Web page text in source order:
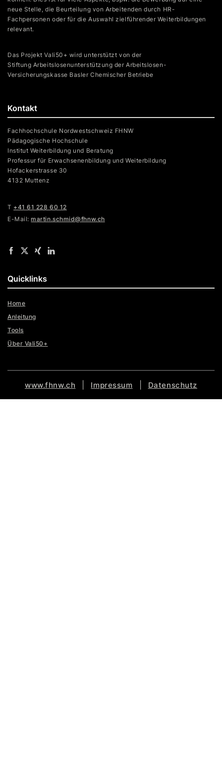
Kontakt
Fachhochschule Nordwestschweiz FHNW
Pädagogische Hochschule
Institut Weiterbildung und Beratung
Professur für Erwachsenenbildung und Weiterbildung
Hofackerstrasse 30
4132 Muttenz
T +41 61 228 60 12
E-Mail:martin.schmid@fhnw.ch
neue Stelle, die Beurteilung von Arbeitenden durch HR-
Fachpersonen oder für die Auswahl zielführender Weiterbildungen
relevant.
Das Projekt Vali50+ wird unterstützt von der
Stiftung Arbeitslosenunterstützung der Arbeitslosen-
Versicherungskasse Basler Chemischer Betriebe
Quicklinks
Home
Anleitung
Tools
Über Vali50+
www.fhnw.ch Impressum Datenschutz